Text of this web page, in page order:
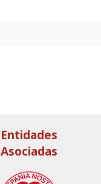
Entidades
Asociadas